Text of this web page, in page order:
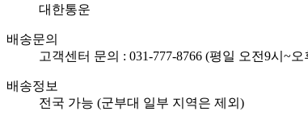
대한통운
배송문의
고객센터 문의 : 031-777-8766 (평일 오전9시~오
배송정보
전국 가능 (군부대 일부 지역은 제외)